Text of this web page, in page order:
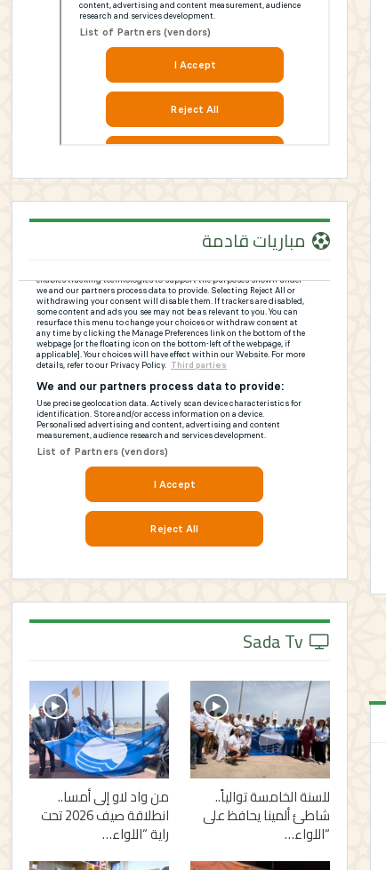
مباريات قادمة
للسنة الخامسة توالياً..
شاطئ ألمينا يحافظ على
“اللواء…
من واد لاو إلى أمسا..
انطلاقة صيف 2026 تحت
راية “اللواء…